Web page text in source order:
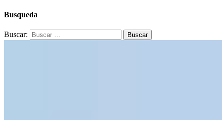
Busqueda
Buscar: